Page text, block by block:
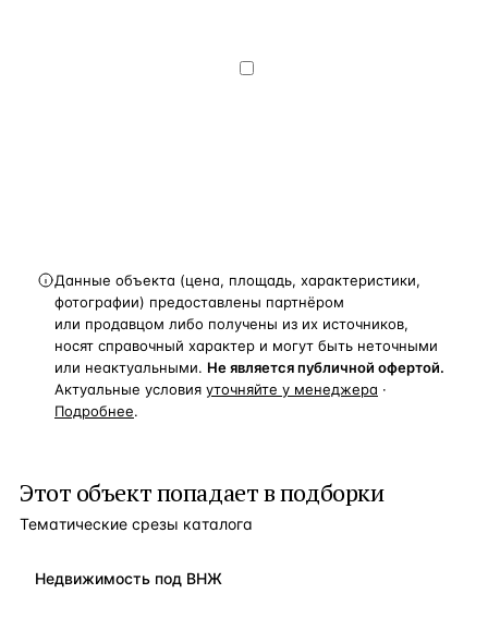
Данные объекта (цена, площадь, характеристики,
фотографии) предоставлены партнёром
или продавцом либо получены из их источников,
носят справочный характер и могут быть неточными
или неактуальными. Не является публичной офертой.
Актуальные условия уточняйте у менеджера ·
Подробнее.
Этот объект попадает в подборки
Тематические срезы каталога
Недвижимость под ВНЖ